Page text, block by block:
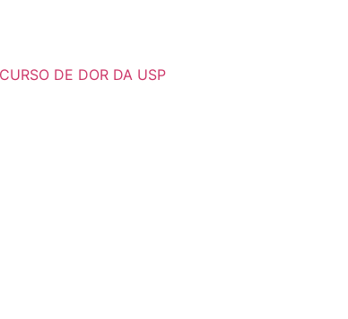
DE DOR DA USP